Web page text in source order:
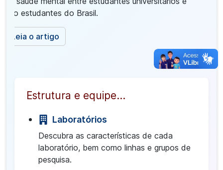
não estudantes do Brasil.
Leia o artigo
Estrutura e equipe...
Laboratórios
Descubra as características de cada
laboratório, bem como linhas e grupos de
pesquisa.